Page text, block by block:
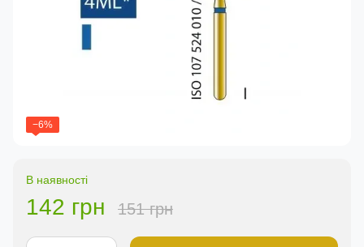
−6%
В наявності
142 грн 151 грн